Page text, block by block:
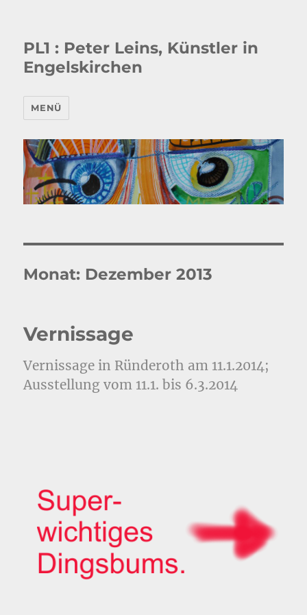
PL1 : Peter Leins, Künstler in
Engelskirchen
MENÜ
Monat: Dezember 2013
Vernissage
Vernissage in Ründeroth am 11.1.2014;
Ausstellung vom 11.1. bis 6.3.2014